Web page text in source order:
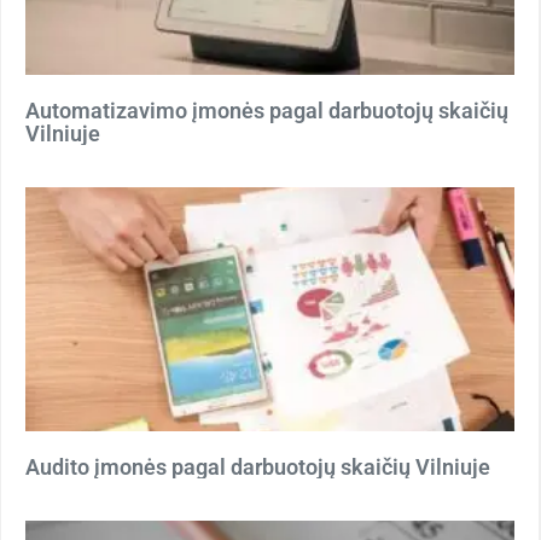
Automatizavimo įmonės pagal darbuotojų skaičių
Vilniuje
Audito įmonės pagal darbuotojų skaičių Vilniuje